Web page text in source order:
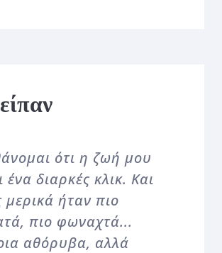
ότι η ζωή μου
ένα διαρκές κλικ. Και
μερικά ήταν πιο
πιο φωναχτά...
αθόρυβα, αλλά